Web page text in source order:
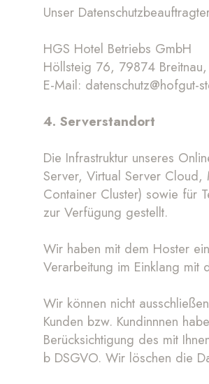
Unser
HGS Hotel Betriebs GmbH
Höllsteig 76, 79874 Breitnau,
E-Mail: datenschutz@hofgut-
4. Serverstandort
Die Infrastruktur unseres
Server, Virtual Server
Container Cluster) sowie für
zur Verfügung gestellt.
Wir haben mit dem Hoster
Verarbeitung im Einklang mit
Wir können nicht
Kunden bzw. Kundinnnen
Berücksichtigung des mit
b DSGVO. Wir löschen die